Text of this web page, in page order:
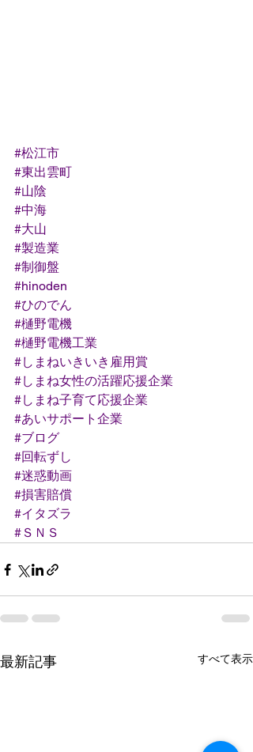
#松江市
#東出雲町
#山陰
#中海
#大山
#製造業
#制御盤
#hinoden
#ひのでん
#樋野電機
#樋野電機工業
#しまねいきいき雇用賞
#しまね女性の活躍応援企業
#しまね子育て応援企業
#あいサポート企業
#ブログ
#回転ずし
#迷惑動画
#損害賠償
#イタズラ
#ＳＮＳ
最新記事 すべて表示